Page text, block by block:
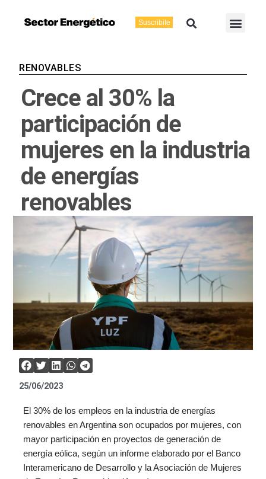
Suscribite Buscar
RENOVABLES
Crece al 30% la
participación de
mujeres en la industria
de energías
renovables
25/06/2023
El 30% de los empleos en la industria de energías
renovables en Argentina son ocupados por mujeres, con
mayor participación en proyectos de generación de
energía eólica, según un informe elaborado por el Banco
Interamericano de Desarrollo y la Asociación de Mujeres